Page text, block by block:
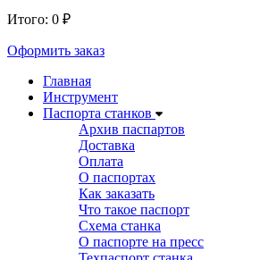
Итого: 0 ₽
Оформить заказ
Главная
Инструмент
Паспорта станков
Архив паспартов
Доставка
Оплата
О паспортах
Как заказать
Что такое паспорт
Схема станка
О паспорте на пресс